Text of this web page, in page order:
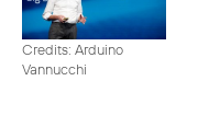
Credits: Arduino
Vannucchi